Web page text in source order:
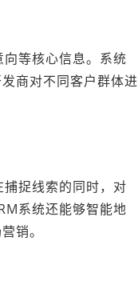
等核心信息。系统
商对不同客户群体进
捉线索的同时，对
系统还能够智能地
销。